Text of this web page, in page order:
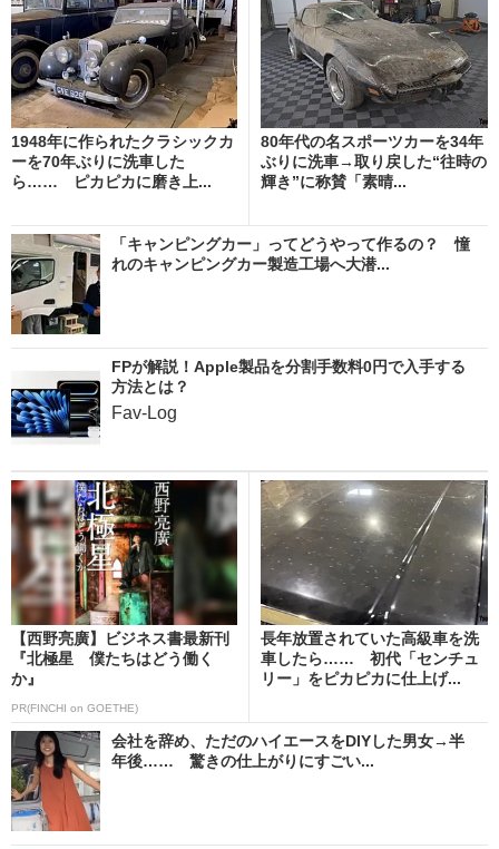
1948年に作られたクラシックカ
ーを70年ぶりに洗車した
ら…… ピカピカに磨き上...
80年代の名スポーツカーを34年
ぶりに洗車→取り戻した“往時の
輝き”に称賛「素晴...
「キャンピングカー」ってどうやって作るの？ 憧
れのキャンピングカー製造工場へ大潜...
FPが解説！Apple製品を分割手数料0円で入手する
方法とは？
Fav-Log
【西野亮廣】ビジネス書最新刊
『北極星 僕たちはどう働く
か』
PR(FINCHI on GOETHE)
長年放置されていた高級車を洗
車したら…… 初代「センチュ
リー」をピカピカに仕上げ...
会社を辞め、ただのハイエースをDIYした男女→半
年後…… 驚きの仕上がりにすごい...